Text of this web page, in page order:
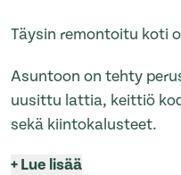
Täysin remontoitu koti
Asuntoon on tehty
uusittu lattia, keittiö
sekä kiintokalusteet.
+Lue lisää